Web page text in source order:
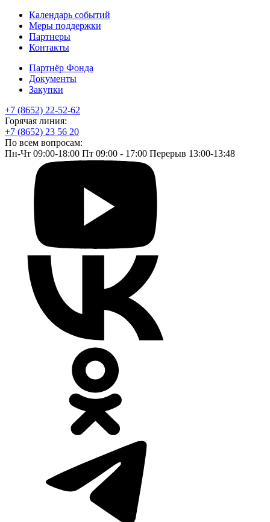
Календарь событий
Меры поддержки
Партнеры
Контакты
Партнёр Фонда
Документы
Закупки
+7 (8652) 22-52-62
Горячая линия:
+7 (8652) 23 56 20
По всем вопросам:
Пн-Чт 09:00-18:00 Пт 09:00 - 17:00 Перерыв 13:00-13:48